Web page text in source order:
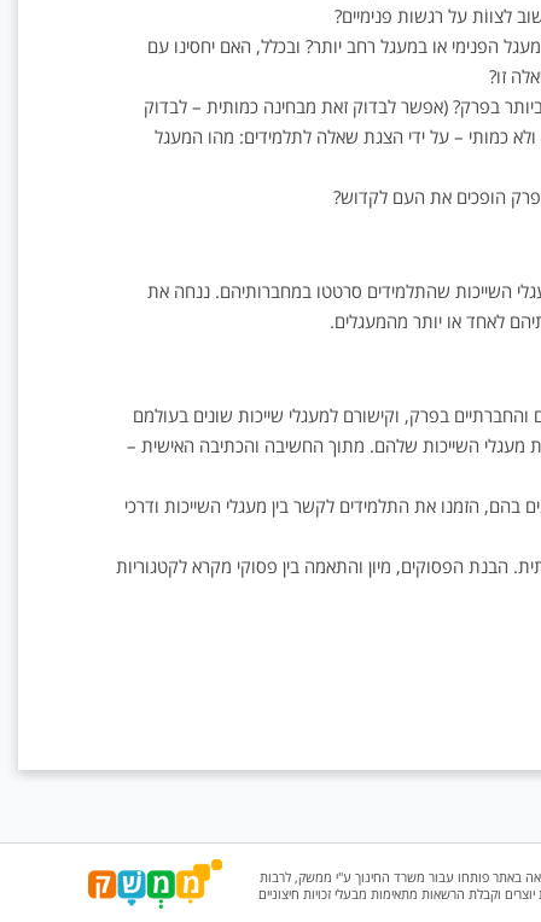
לצווֹת על רגשות פנימיים?
הפנימי או במעגל רחב יותר? ובכלל, האם יחסינו עם
זו?
בפרק? (אפשר לבדוק זאת מבחינה כמותית – לבדוק
ולא כמותי – על ידי הצגת שאלה לתלמידים: מהו המעגל
הופכים את העם לקדוש?
השייכות שהתלמידים סרטטו במחברותיהם. ננחה את
לאחד או יותר מהמעגלים.
בפרק, וקישורם למעגלי שייכות שונים בעולמם
השייכות שלהם. מתוך החשיבה והכתיבה האישית –
הזמנו את התלמידים לקשר בין מעגלי השייכות ודרכי
הבנת הפסוקים, מיון והתאמה בין פסוקי מקרא לקטגוריות
באתר פותחו עבור משרד החינוך ע"י ממשק, לרבות
יוצרים וקבלת הרשאות מתאימות מבעלי זכויות חיצוניים